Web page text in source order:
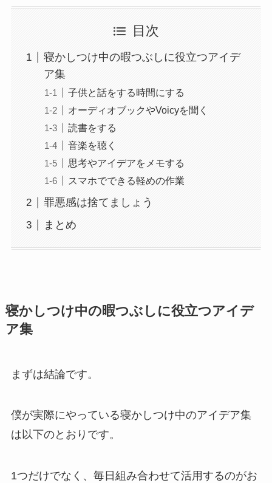
目次
寝かしつけ中の暇つぶしに役立つアイデ
ア集
子供と話をする時間にする
オーディオブックやVoicyを聞く
読書をする
音楽を聴く
思考やアイデアをメモする
スマホでできる軽めの作業
罪悪感は捨てましょう
まとめ
寝かしつけ中の暇つぶしに役立つアイデ
ア集
まずは結論です。
僕が実際にやっている寝かしつけ中のアイデア集
は以下のとおりです。
1つだけでなく、毎日組み合わせて活用するのがお